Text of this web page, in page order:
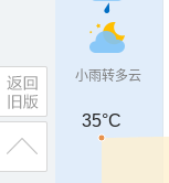
小雨转多云
35°C